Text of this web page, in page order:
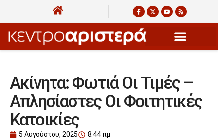
Ακίνητα: Φωτιά Οι Τιμές –
Απλησίαστες Οι Φοιτητικές
Κατοικίες
5 Αυγούστου, 2025 8:44 πμ